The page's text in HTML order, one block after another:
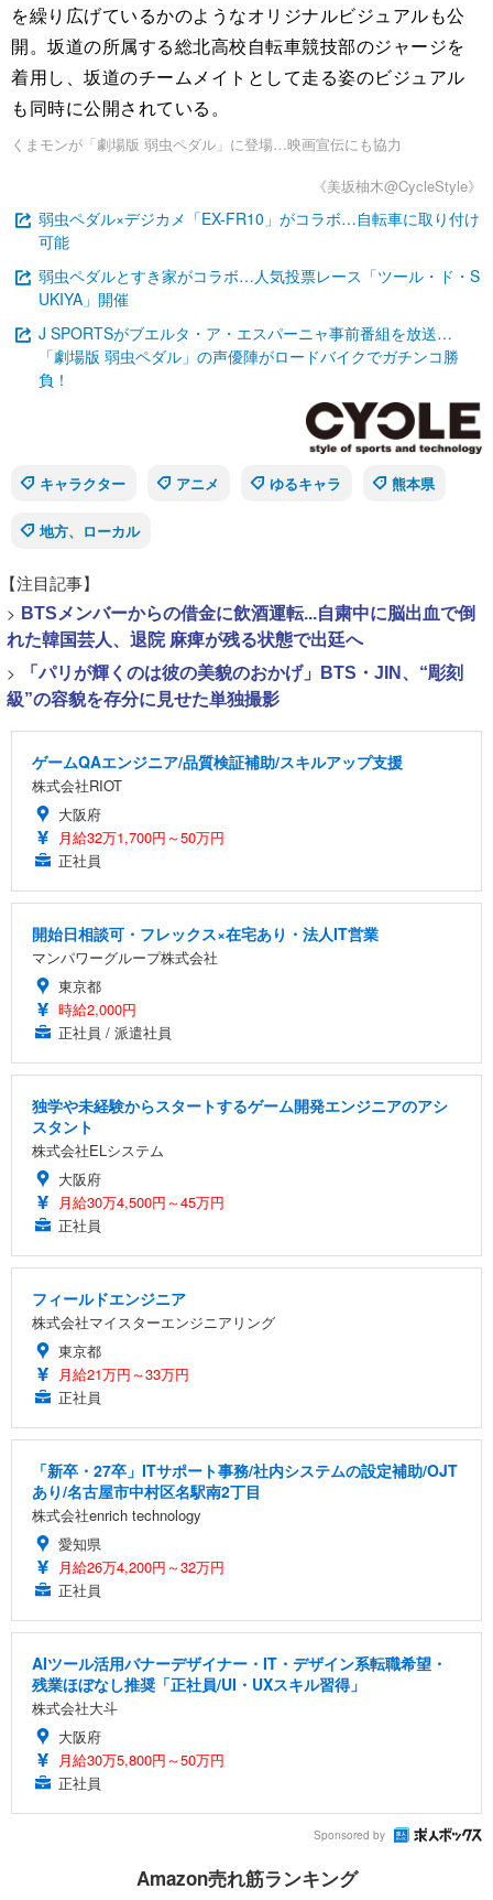
を繰り広げているかのようなオリジナルビジュアルも公
開。坂道の所属する総北高校自転車競技部のジャージを
着用し、坂道のチームメイトとして走る姿のビジュアル
も同時に公開されている。
くまモンが「劇場版 弱虫ペダル」に登場…映画宣伝にも協力
《美坂柚木@CycleStyle》
弱虫ペダル×デジカメ「EX-FR10」がコラボ…自転車に取り付け
可能
弱虫ペダルとすき家がコラボ…人気投票レース「ツール・ド・S
UKIYA」開催
J SPORTSがブエルタ・ア・エスパーニャ事前番組を放送…
「劇場版 弱虫ペダル」の声優陣がロードバイクでガチンコ勝
負！
キャラクター アニメ ゆるキャラ 熊本県
地方、ローカル
【注目記事】
> BTSメンバーからの借金に飲酒運転...自粛中に脳出血で倒
れた韓国芸人、退院 麻痺が残る状態で出廷へ
>
「パリが輝くのは彼の美貌のおかげ」BTS・JIN、“彫刻
級”の容貌を存分に見せた単独撮影
ゲームQAエンジニア/品質検証補助/スキルアップ支援
株式会社RIOT
大阪府
月給32万1,700円～50万円
正社員
開始日相談可・フレックス×在宅あり・法人IT営業
マンパワーグループ株式会社
東京都
時給2,000円
正社員 / 派遣社員
独学や未経験からスタートするゲーム開発エンジニアのアシ
スタント
株式会社ELシステム
大阪府
月給30万4,500円～45万円
正社員
フィールドエンジニア
株式会社マイスターエンジニアリング
東京都
月給21万円～33万円
正社員
「新卒・27卒」ITサポート事務/社内システムの設定補助/OJT
あり/名古屋市中村区名駅南2丁目
株式会社enrich technology
愛知県
月給26万4,200円～32万円
正社員
AIツール活用バナーデザイナー・IT・デザイン系転職希望・
残業ほぼなし推奨「正社員/UI・UXスキル習得」
株式会社大斗
大阪府
月給30万5,800円～50万円
正社員
Sponsored by
Amazon売れ筋ランキング